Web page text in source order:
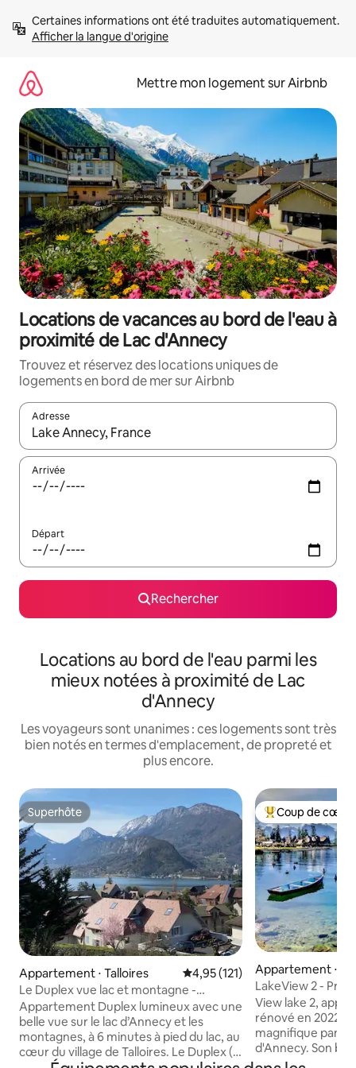
directement
Afficher la langue d'origine
Mettre mon logement sur Airbnb
Locations de vacances au bord de l'eau à
proximité de Lac d'Annecy
Trouvez et réservez des locations uniques de
logements en bord de mer sur Airbnb
Adresse
Lorsque les résultats s'affichent, utilisez les flèches vers le
Arrivée
Départ
Rechercher
Locations au bord de l'eau parmi les
mieux notées à proximité de Lac
d'Annecy
Les voyageurs sont unanimes : ces logements sont très
bien notés en termes d'emplacement, de propreté et
plus encore.
Superhôte
Superhôte
Appartement ⋅ Talloires Évaluation moyenne sur la
4,95 (121)
Le Duplex vue lac et montagne -
Talloires
Appartement Duplex lumineux avec une
belle vue sur le lac d’Annecy et les
montagnes, à 6 minutes à pied du lac, au
cœur du village de Talloires. Le Duplex (8
Coups de cœur
Coup de cœur
Appartement ⋅
Lac
LakeView 2 -
du lac
View lake 2,
rénové en 2022,
magnifique
d'Annecy. Son
vous permettra